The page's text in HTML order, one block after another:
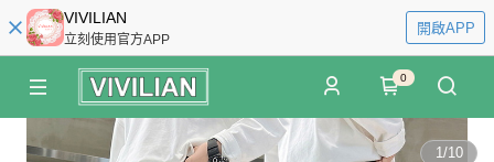
VIVILIAN
立刻使用官方APP
開啟APP
0
1/10